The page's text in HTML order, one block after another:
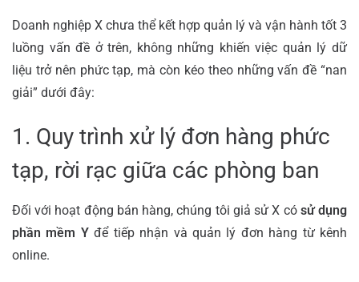
Doanh nghiệp X chưa thể kết hợp quản lý và vận hành tốt 3
luồng vấn đề ở trên, không những khiến việc quản lý dữ
liệu trở nên phức tạp, mà còn kéo theo những vấn đề “nan
giải” dưới đây:
1. Quy trình xử lý đơn hàng phức
tạp, rời rạc giữa các phòng ban
Đối với hoạt động bán hàng, chúng tôi giả sử X có sử dụng
phần mềm Yđể tiếp nhận và quản lý đơn hàng từ kênh
online.